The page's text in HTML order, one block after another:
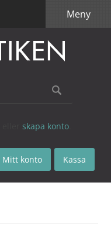
skapa konto
Mitt konto Kassa
Meny